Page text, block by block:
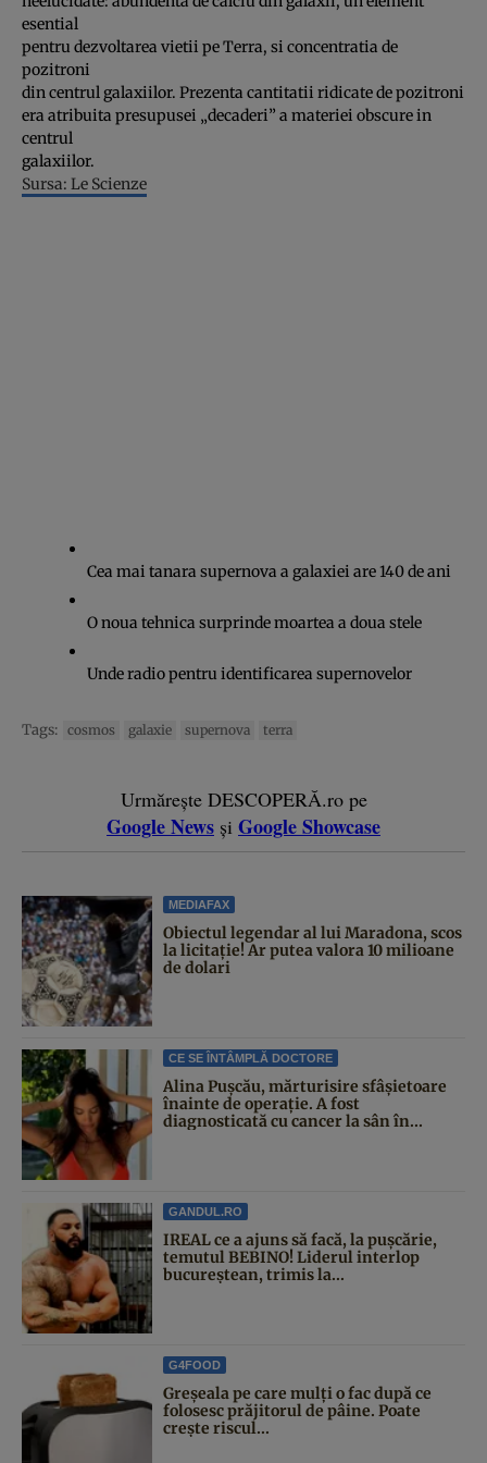
esential
pentru dezvoltarea vietii pe Terra, si concentratia de
pozitroni
din centrul galaxiilor. Prezenta cantitatii ridicate de pozitroni
era atribuita presupusei „decaderi” a materiei obscure in
centrul
galaxiilor.
Sursa: Le Scienze
Cea mai tanara supernova a galaxiei are 140 de ani
O noua tehnica surprinde moartea a doua stele
Unde radio pentru identificarea supernovelor
Tags: cosmos galaxie supernova terra
Urmărește DESCOPERĂ.ro pe
Google News și Google Showcase
MEDIAFAX
Obiectul legendar al lui Maradona, scos
la licitație! Ar putea valora 10 milioane
de dolari
CE SE ÎNTÂMPLĂ DOCTORE
Alina Pușcău, mărturisire sfâșietoare
înainte de operație. A fost
diagnosticată cu cancer la sân în...
GANDUL.RO
IREAL ce a ajuns să facă, la pușcărie,
temutul BEBINO! Liderul interlop
bucureștean, trimis la...
G4FOOD
Greșeala pe care mulți o fac după ce
folosesc prăjitorul de pâine. Poate
crește riscul...